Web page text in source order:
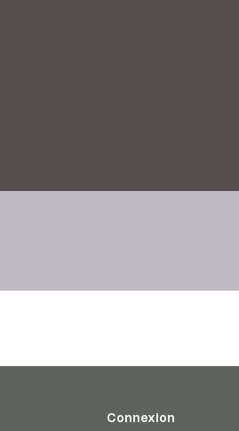
Connexion